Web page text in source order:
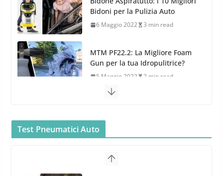
Bidoni per la Pulizia Auto
6 Maggio 2022 3 min read
MTM PF22.2: La Migliore Foam
Gun per la tua Idropulitrice?
5 Maggio 2022 2 min read
Car Care
26 Marzo 2025 2 min read
Test Pneumatici Auto